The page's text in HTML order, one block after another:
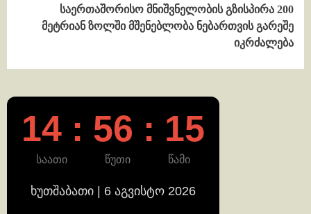
საერთაშორისო მნიშვნელობის გზისპირა 200
მეტრიან ზოლში მშენებლობა ნებართვის გარეშე
იკრძალება
14 : 56 : 15
საათი წუთი წამი
ხუთშაბათი | 6 აგვისტო 2026